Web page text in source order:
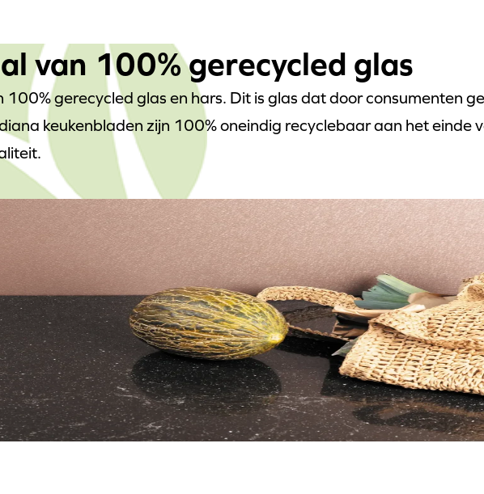
van 100% gerecycled glas
gerecycled glas en hars. Dit is glas dat door consumenten
keukenbladen zijn 100% oneindig recyclebaar aan het einde